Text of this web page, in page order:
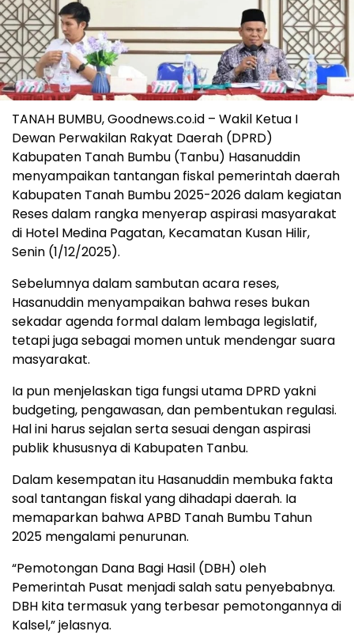
TANAH BUMBU, Goodnews.co.id – Wakil Ketua I
Dewan Perwakilan Rakyat Daerah (DPRD)
Kabupaten Tanah Bumbu (Tanbu) Hasanuddin
menyampaikan tantangan fiskal pemerintah daerah
Kabupaten Tanah Bumbu 2025-2026 dalam kegiatan
Reses dalam rangka menyerap aspirasi masyarakat
di Hotel Medina Pagatan, Kecamatan Kusan Hilir,
Senin (1/12/2025).
Sebelumnya dalam sambutan acara reses,
Hasanuddin menyampaikan bahwa reses bukan
sekadar agenda formal dalam lembaga legislatif,
tetapi juga sebagai momen untuk mendengar suara
masyarakat.
Ia pun menjelaskan tiga fungsi utama DPRD yakni
budgeting, pengawasan, dan pembentukan regulasi.
Hal ini harus sejalan serta sesuai dengan aspirasi
publik khususnya di Kabupaten Tanbu.
Dalam kesempatan itu Hasanuddin membuka fakta
soal tantangan fiskal yang dihadapi daerah. Ia
memaparkan bahwa APBD Tanah Bumbu Tahun
2025 mengalami penurunan.
“Pemotongan Dana Bagi Hasil (DBH) oleh
Pemerintah Pusat menjadi salah satu penyebabnya.
DBH kita termasuk yang terbesar pemotongannya di
Kalsel,” jelasnya.